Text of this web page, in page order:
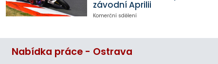
závodní Aprilii
Komerční sdělení
Nabídka práce - Ostrava